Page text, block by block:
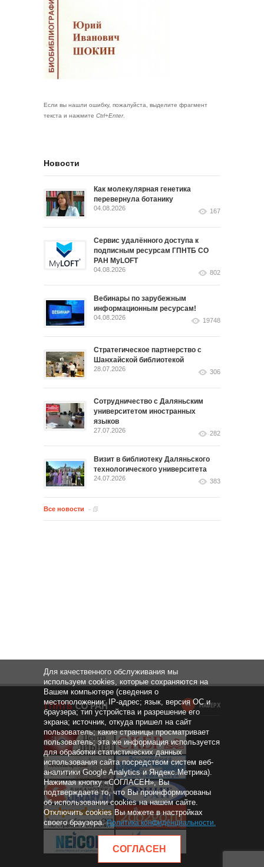
Если вы нашли ошибку, пожалуйста, выделите фрагмент
текста и нажмите Ctrl+Enter.
Новости
Как молекулярная генетика
перевернула ботанику
04.08.2026 167
Сервис удалённого доступа к
подписным ресурсам ГПНТБ СО
РАН MyLOFT
04.08.2026 802
Вебинары по зарубежным
информационным ресурсам!
04.08.2026 19748
Стратегическое партнерство с
Шанхайской библиотекой
28.07.2026 306
Сотрудничество с Даляньским
университетом иностранных
языков
27.07.2026 282
Визит в библиотеку Даляньского
технологического университета
24.07.2026 383
Все новости
НАВЕРХ
Для качественного обслуживания мы
используем cookies, которые сохраняются на
Вашем компьютере (сведения о
местоположении; IP-адрес; язык, версия ОС и
браузера; тип устройства и разрешение его
экрана; источник, откуда пришел на сайт
пользователь; какие страницы просматривает
пользователь; эта же информация используется
для обработки статистических данных
использования сайта посредством систем веб-
аналитики Google Analytics и Яндекс.Метрика).
Нажимая кнопку «СОГЛАСЕН», Вы
подтверждаете то, что Вы проинформированы
об использовании cookies на нашем сайте.
Отключить cookies Вы можете в настройках
своего браузера.Политика конфиденциальности.
СОГЛАСЕН